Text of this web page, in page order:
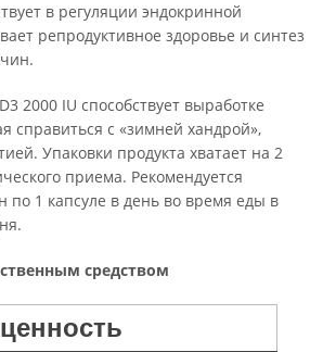
в регуляции эндокринной
репродуктивное здоровье и синтез
2000 IU способствует выработке
справиться с «зимней хандрой»,
Упаковки продукта хватает на 2
приема. Рекомендуется
по 1 капсуле в день во время еды в
средством